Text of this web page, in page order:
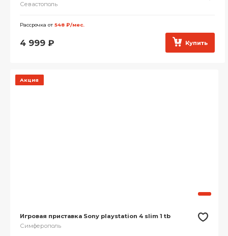
Севастополь
Рассрочка от 548 ₽/мес.
4 999 ₽ Купить
Акция
Игровая приставка Sony playstation 4 slim 1 tb
Симферополь